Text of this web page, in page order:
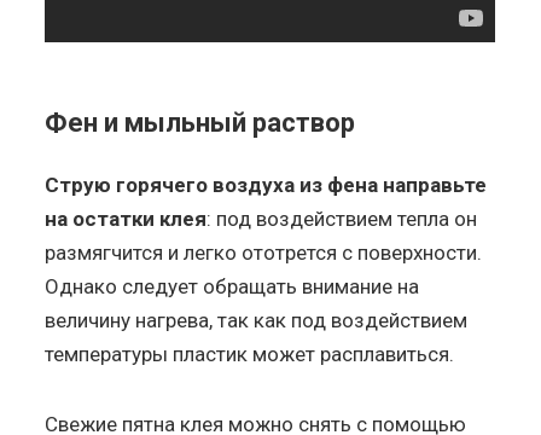
Фен и мыльный раствор
Струю горячего воздуха из фена направьте
на остатки клея: под воздействием тепла он
размягчится и легко ототрется с поверхности.
Однако следует обращать внимание на
величину нагрева, так как под воздействием
температуры пластик может расплавиться.
Свежие пятна клея можно снять с помощью